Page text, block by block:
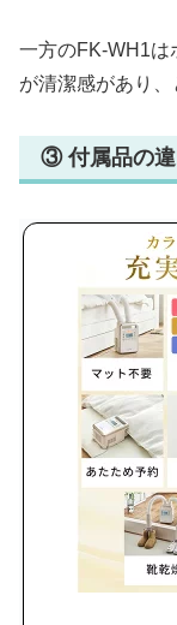
一方のFK-WH1は
が清潔感があり、
③ 付属品の